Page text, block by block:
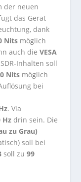
der neuen
das Gerät
dank
Nits möglich
auch dieVESA
Inhalten soll
Nits möglich
bei
. Via
Hz drin sein. Die
zu Grau)
soll bei
soll zu99